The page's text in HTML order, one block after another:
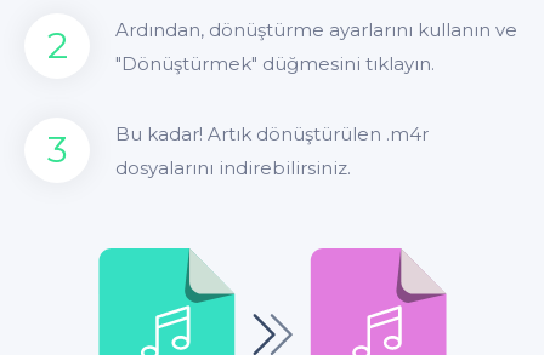
2
Ardından, dönüştürme ayarlarını kullanın ve
"Dönüştürmek" düğmesini tıklayın.
3
Bu kadar! Artık dönüştürülen .m4r
dosyalarını indirebilirsiniz.